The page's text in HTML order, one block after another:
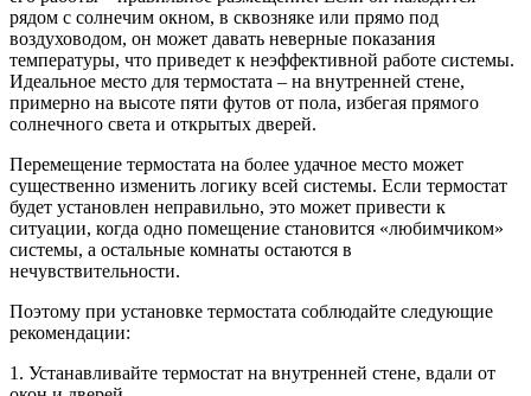
рядом с солнечим окном, в сквозняке или прямо под
воздуховодом, он может давать неверные показания
температуры, что приведет к неэффективной работе системы.
Идеальное место для термостата – на внутренней стене,
примерно на высоте пяти футов от пола, избегая прямого
солнечного света и открытых дверей.
Перемещение термостата на более удачное место может
существенно изменить логику всей системы. Если термостат
будет установлен неправильно, это может привести к
ситуации, когда одно помещение становится «любимчиком»
системы, а остальные комнаты остаются в
нечувствительности.
Поэтому при установке термостата соблюдайте следующие
рекомендации:
1. Устанавливайте термостат на внутренней стене, вдали от